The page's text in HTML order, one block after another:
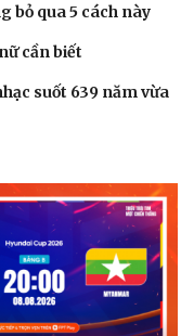
bỏ qua 5 cách này
cần biết
suốt 639 năm vừa